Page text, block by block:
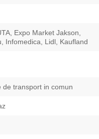
Expo Market Jakson,
Infomedica, Lidl, Kaufland
de transport in comun